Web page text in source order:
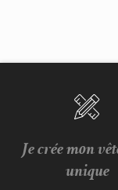
Je crée mon
unique